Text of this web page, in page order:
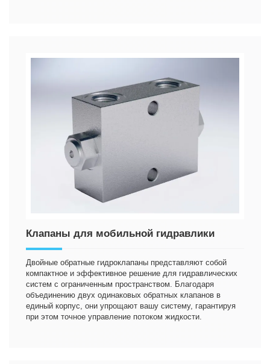
Клапаны для мобильной гидравлики
Двойные обратные гидроклапаны представляют собой
компактное и эффективное решение для гидравлических
систем с ограниченным пространством. Благодаря
объединению двух одинаковых обратных клапанов в
единый корпус, они упрощают вашу систему, гарантируя
при этом точное управление потоком жидкости.